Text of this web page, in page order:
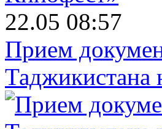
22.05 08:57
Прием
Таджикистана